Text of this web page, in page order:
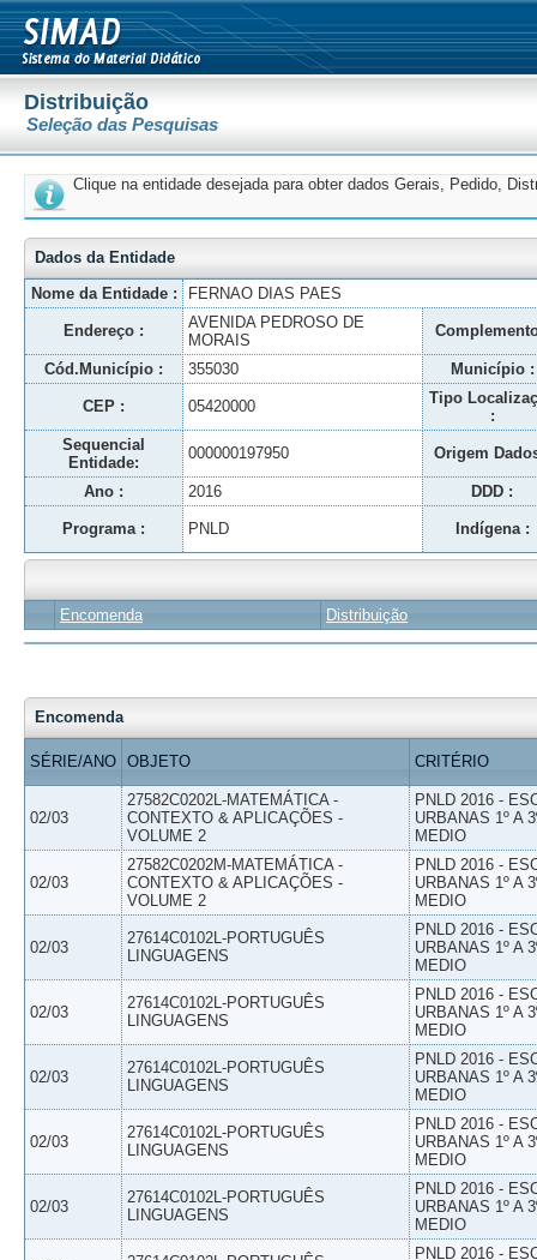
Distribuição
Seleção das Pesquisas
Clique na entidade desejada para obter dados Gerais, Pedido,
Dados da Entidade
Nome da Entidade :
FERNAO DIAS PAES
Endereço :
AVENIDA PEDROSO DE
MORAIS
Cód.Município : 355030 Município :
CEP : 05420000
Tipo
:
Sequencial
Entidade:
000000197950 Origem
Ano : 2016 DDD :
Programa : PNLD Indígena :
Encomenda Distribuição
Encomenda
SÉRIE/ANO OBJETO CRITÉRIO
02/03
27582C0202L-MATEMÁTICA -
CONTEXTO & APLICAÇÕES -
VOLUME 2
PNLD 2016 -
URBANAS 1º A
MEDIO
02/03
27582C0202M-MATEMÁTICA -
CONTEXTO & APLICAÇÕES -
VOLUME 2
PNLD 2016 -
URBANAS 1º A
MEDIO
02/03
27614C0102L-PORTUGUÊS
LINGUAGENS
PNLD 2016 -
URBANAS 1º A
MEDIO
02/03
27614C0102L-PORTUGUÊS
LINGUAGENS
PNLD 2016 -
URBANAS 1º A
MEDIO
02/03
27614C0102L-PORTUGUÊS
LINGUAGENS
PNLD 2016 -
URBANAS 1º A
MEDIO
02/03
27614C0102L-PORTUGUÊS
LINGUAGENS
PNLD 2016 -
URBANAS 1º A
MEDIO
02/03
27614C0102L-PORTUGUÊS
LINGUAGENS
PNLD 2016 -
URBANAS 1º A
MEDIO
PNLD 2016 -